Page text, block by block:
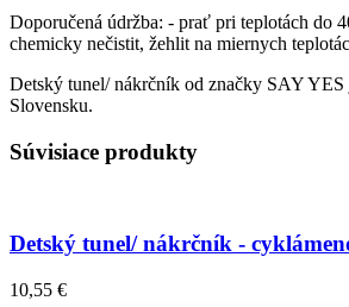
Doporučená údržba: - prať pri teplotách do
chemicky nečistit, žehlit na miernych
Detský tunel/ nákrčník od značky SAY YES
Slovensku.
Súvisiace produkty
Detský tunel/ nákrčník -
10,55 €